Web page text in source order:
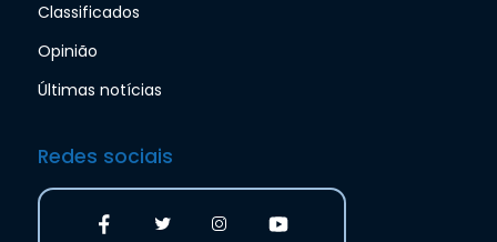
Classificados
Opinião
Últimas notícias
Redes sociais